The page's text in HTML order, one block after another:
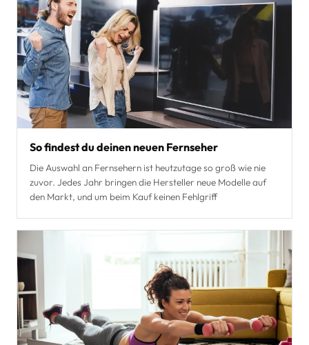
So findest du deinen neuen Fernseher
Die Auswahl an Fernsehern ist heutzutage so groß wie nie
zuvor. Jedes Jahr bringen die Hersteller neue Modelle auf
den Markt, und um beim Kauf keinen Fehlgriff